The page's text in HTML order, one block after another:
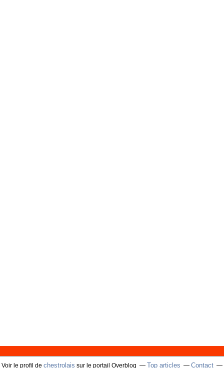
Voir le profil de chestrolais sur le portail Overblog Top articles Contact